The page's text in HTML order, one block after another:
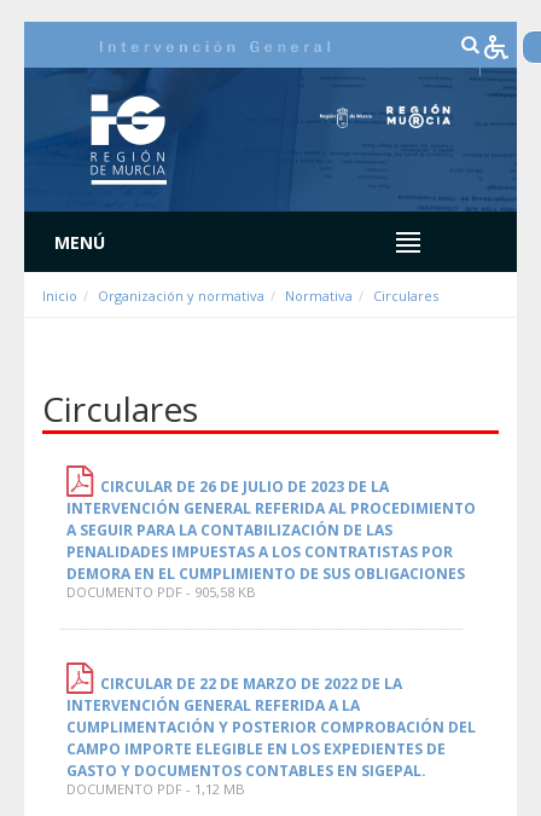
MENÚ
Inicio Organización y normativa Normativa Circulares
Circulares
CIRCULAR DE 26 DE JULIO DE 2023 DE LA
INTERVENCIÓN GENERAL REFERIDA AL PROCEDIMIENTO
A SEGUIR PARA LA CONTABILIZACIÓN DE LAS
PENALIDADES IMPUESTAS A LOS CONTRATISTAS POR
DEMORA EN EL CUMPLIMIENTO DE SUS OBLIGACIONES
DOCUMENTO PDF - 905,58 KB
CIRCULAR DE 22 DE MARZO DE 2022 DE LA
INTERVENCIÓN GENERAL REFERIDA A LA
CUMPLIMENTACIÓN Y POSTERIOR COMPROBACIÓN DEL
CAMPO IMPORTE ELEGIBLE EN LOS EXPEDIENTES DE
GASTO Y DOCUMENTOS CONTABLES EN SIGEPAL.
DOCUMENTO PDF - 1,12 MB